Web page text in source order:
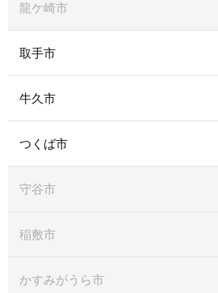
龍ケ崎市
取手市
牛久市
つくば市
守谷市
稲敷市
かすみがうら市